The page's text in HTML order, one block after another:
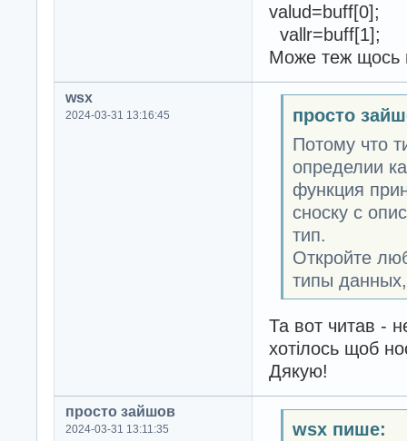
valud=buff[0];
vallr=buff[1];
Може теж щось
wsx
2024-03-31 13:16:45
просто
Потому что
определии
функция
сноску с
тип.
Откройте
типы
Та вот читав -
хотілось щоб
Дякую!
просто зайшов
2024-03-31 13:11:35
wsx пише: